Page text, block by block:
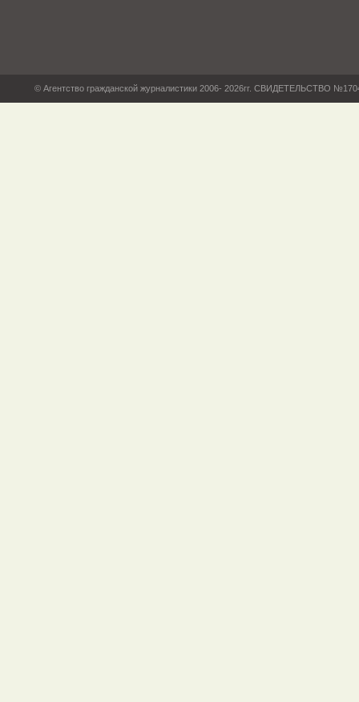
© Агентство гражданской журналистики 2006- 2026гг. СВИДЕТЕЛЬСТВО